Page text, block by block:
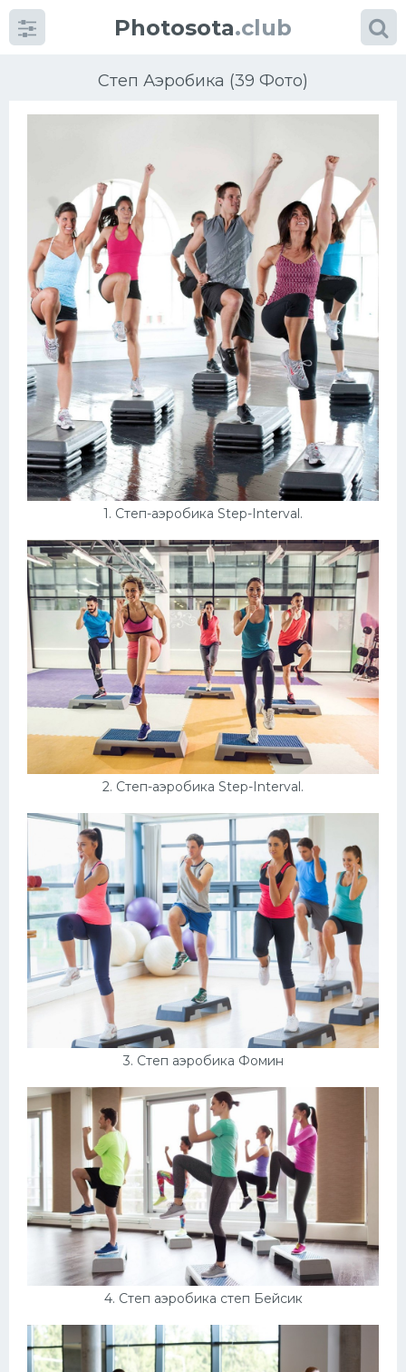
Photosota.club
Степ Аэробика (39 Фото)
1. Степ-аэробика Step-Interval.
2. Степ-аэробика Step-Interval.
3. Степ аэробика Фомин
4. Степ аэробика степ Бейсик
Категории
Много картинок...
Футбол
Баскетбол
Хоккей
Велогонки
Конькобежный спорт
Тренажеры
Интерьеры квартир